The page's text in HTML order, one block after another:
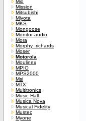
Mio
Mission
Mitsubishi
Miyota
MKS
Mongoose
Monitor-audio
Mora
Morphy_richards
Moser
Motorola
Moulinex
MPIO
MPS2000
Msi
MTX
Multitronics
Music Hall
Musica Nova
Musical Fidelity
Mustec
Myone